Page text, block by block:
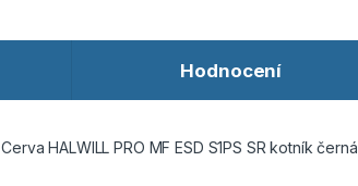
Hodnocení
Cerva HALWILL PRO MF ESD S1PS SR kotník černá